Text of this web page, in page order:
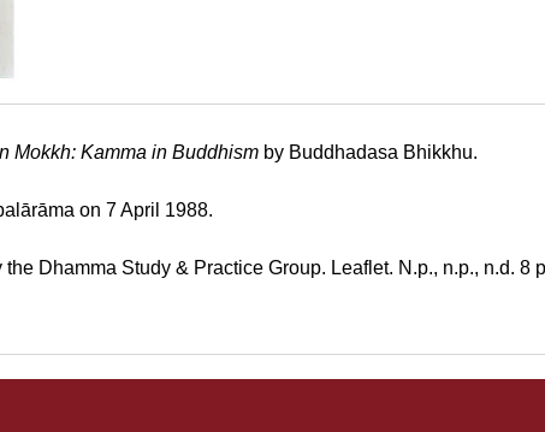
Mokkh: Kamma in Buddhism by Buddhadasa Bhikkhu.
on 7 April 1988.
Dhamma Study & Practice Group. Leaflet. N.p., n.p., n.d. 8